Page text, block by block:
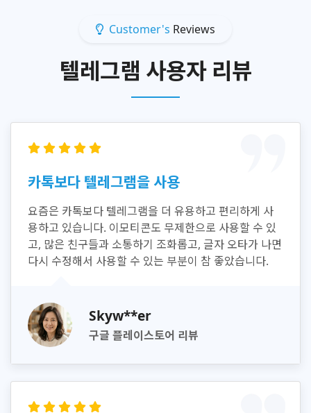
Customer's Reviews
텔레그램 사용자 리뷰
카톡보다 텔레그램을 사용
요즘은 카톡보다 텔레그램을 더 유용하고 편리하게 사
용하고 있습니다. 이모티콘도 무제한으로 사용할 수 있
고, 많은 친구들과 소통하기 조화롭고, 글자 오타가 나면
다시 수정해서 사용할 수 있는 부분이 참 좋았습니다.
Skyw**er
구글 플레이스토어 리뷰